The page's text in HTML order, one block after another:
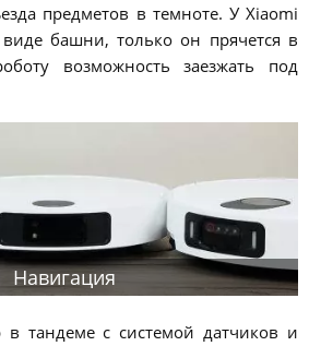
предметов в темноте. У Xiaomi
башни, только он прячется в
возможность заезжать под
Навигация
в тандеме с системой датчиков и